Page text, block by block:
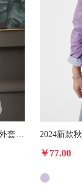
秋冬新款防泼水连帽风衣女士休闲长款外套女宽松大码户外风雨衣23
￥77.00